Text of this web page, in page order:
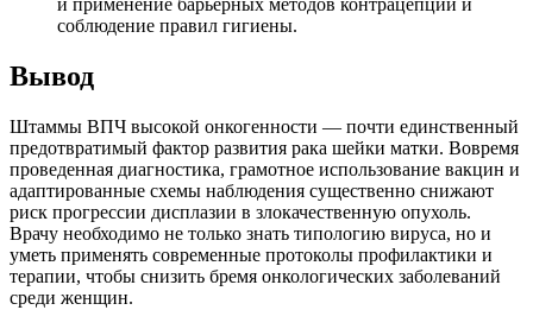
и применение барьерных методов контрацепции и
соблюдение правил гигиены.
Вывод
Штаммы ВПЧ высокой онкогенности — почти единственный
предотвратимый фактор развития рака шейки матки. Вовремя
проведенная диагностика, грамотное использование вакцин и
адаптированные схемы наблюдения существенно снижают
риск прогрессии дисплазии в злокачественную опухоль.
Врачу необходимо не только знать типологию вируса, но и
уметь применять современные протоколы профилактики и
терапии, чтобы снизить бремя онкологических заболеваний
среди женщин.